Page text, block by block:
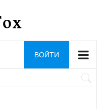
ВОЙТИ